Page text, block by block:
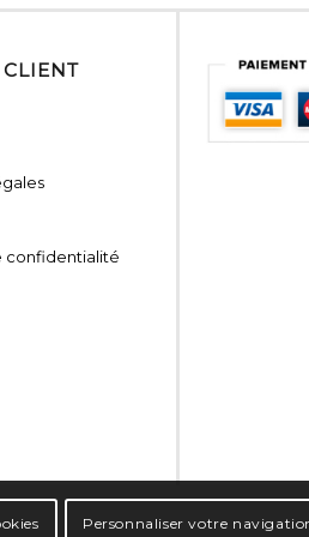
confidentialité
Personnaliser votre